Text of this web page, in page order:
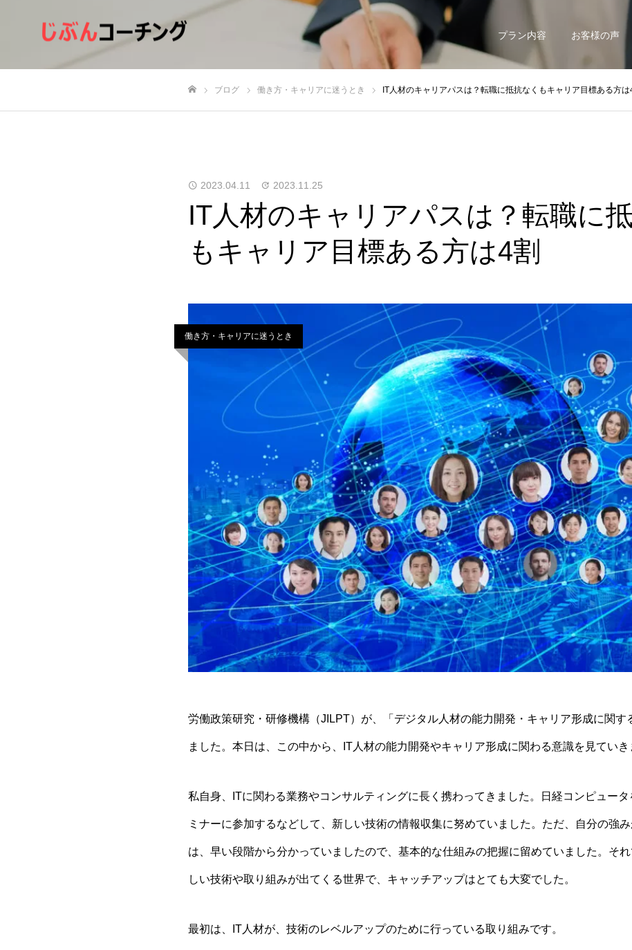
プラン内容 お客様の声
ブログ 働き方・キャリアに迷うとき IT人材のキャリアパスは？転職に抵抗なくもキャリア目標ある方は
2023.04.11 2023.11.25
IT人材のキャリアパスは？転職に
もキャリア目標ある方は4割
働き方・キャリアに迷うとき
労働政策研究・研修機構（JILPT）が、「 デジタル人材の能力開発・キャリア形成に関す
ました。本日は、この中から、IT人材の能力開発やキャリア形成に関わる意識を見ていき
私自身、ITに関わる業務やコンサルティングに長く携わってきました。日経コンピュー
ミナーに参加するなどして、新しい技術の情報収集に努めていました。ただ、自分の強
は、早い段階から分かっていましたので、基本的な仕組みの把握に留めていました。そ
しい技術や取り組みが出てくる世界で、キャッチアップはとても大変でした。
最初は、IT人材が、技術のレベルアップのために行っている取り組みです。